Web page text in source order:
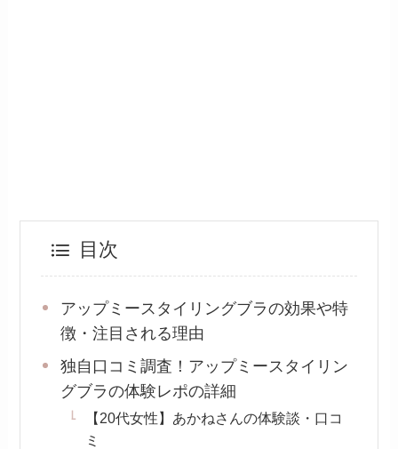
目次
アップミースタイリングブラの効果や特
徴・注目される理由
独自口コミ調査！アップミースタイリン
グブラの体験レポの詳細
【20代女性】あかねさんの体験談・口コ
ミ